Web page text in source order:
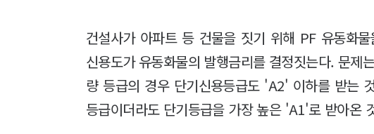
건설사가 아파트 등 건물을 짓기 위해 PF 유동화
신용도가 유동화물의 발행금리를 결정짓는다. 문
량 등급의 경우 단기신용등급도 'A2' 이하를 받는
등급이더라도 단기등급을 가장 높은 'A1'로 받아온